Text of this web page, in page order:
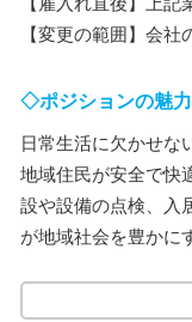
【変更の範囲】会
◇ポジションの魅
日常生活に欠かせな
地域住民が安全で快
設や設備の点検、入
が地域社会を豊かに